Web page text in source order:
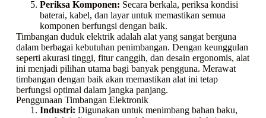
Periksa Komponen: Secara berkala, periksa kondisi
baterai, kabel, dan layar untuk memastikan semua
komponen berfungsi dengan baik.
Timbangan duduk elektrik adalah alat yang sangat berguna
dalam berbagai kebutuhan penimbangan. Dengan keunggulan
seperti akurasi tinggi, fitur canggih, dan desain ergonomis, alat
ini menjadi pilihan utama bagi banyak pengguna. Merawat
timbangan dengan baik akan memastikan alat ini tetap
berfungsi optimal dalam jangka panjang.
Penggunaan Timbangan Elektronik
Industri: Digunakan untuk menimbang bahan baku,